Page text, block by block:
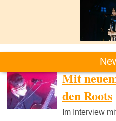
Mit
den Roots
Im Interview